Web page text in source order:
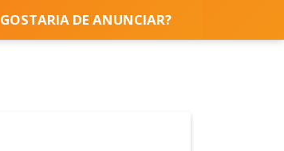
GOSTARIA DE ANUNCIAR?